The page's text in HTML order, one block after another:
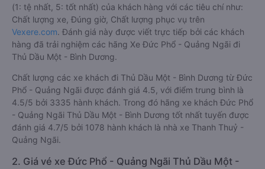
(1: tệ nhất, 5: tốt nhất) của khách hàng với các tiêu chí như:
Chất lượng xe, Đúng giờ, Chất lượng phục vụ trên
Vexere.com. Đánh giá này được viết trực tiếp bởi các khách
hàng đã trải nghiệm các hãng Xe Đức Phổ - Quảng Ngãi đi
Thủ Dầu Một - Bình Dương.
Chất lượng các xe khách đi Thủ Dầu Một - Bình Dương từ Đức
Phổ - Quảng Ngãi được đánh giá 4.5, với điểm trung bình là
4.5/5 bởi 3335 hành khách. Trong đó hãng xe khách Đức Phổ
- Quảng Ngãi Thủ Dầu Một - Bình Dương tốt nhất tuyến được
đánh giá 4.7/5 bởi 1078 hành khách là nhà xe Thanh Thuỷ -
Quảng Ngãi.
2. Giá vé xe Đức Phổ - Quảng Ngãi Thủ Dầu Một -